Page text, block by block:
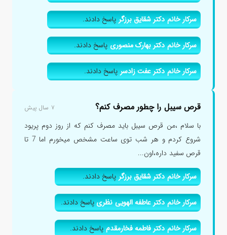
سرکار خانم دکتر شقایق برزگرپاسخ دادند.
سرکار خانم دکتر بهارک منصوریپاسخ دادند.
سرکار خانم دکتر عفت زادسرپاسخ دادند.
قرص سیبل را چطور مصرف کنم؟ ۷ سال پیش
با سلام ،من قرص سیبل باید مصرف کنم که از روز دوم پریود
شروع کردم و هر شب توی ساعت مشخص میخورم اما 7 تا
قرص سفید داره،اون...
سرکار خانم دکتر شقایق برزگرپاسخ دادند.
سرکار خانم دکتر عاطفه الهویی نظریپاسخ دادند.
سرکار خانم دکتر فاطمه فخارمقدمپاسخ دادند.